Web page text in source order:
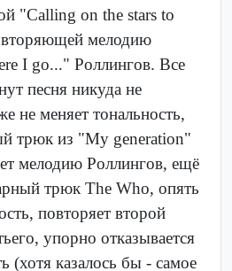
"Calling on the stars to
мелодию
I go..." Роллингов. Все
песня никуда не
не меняет тональность,
трюк из "My generation"
мелодию Роллингов, ещё
трюк The Who, опять
повторяет второй
упорно отказывается
(хотя казалось бы - самое